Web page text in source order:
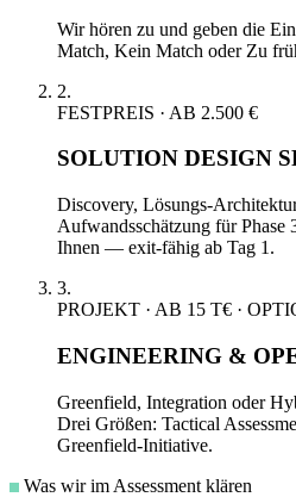
Wir hören zu und geben die
Match, Kein Match oder Zu
2.
FESTPREIS · AB 2.500 €
SOLUTION DESIGN
Discovery, Lösungs-
Aufwandsschätzung für
Ihnen — exit-fähig ab Tag 1.
3.
PROJEKT · AB 15 T€ ·
ENGINEERING &
Greenfield, Integration oder
Drei Größen: Tactical
Greenfield-Initiative.
Was wir im Assessment klären